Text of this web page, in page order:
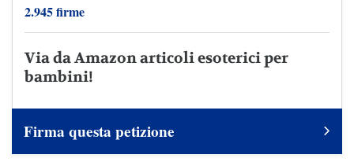
2.945 firme
Via da Amazon articoli esoterici per
bambini!
Firma questa petizione